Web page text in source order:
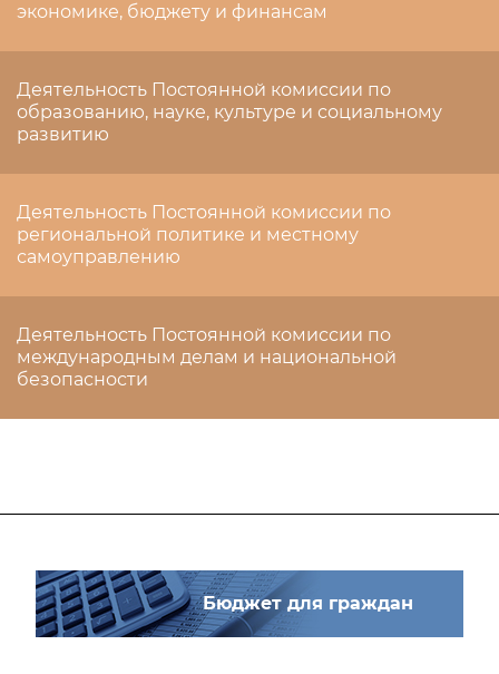
экономике, бюджету и финансам
Деятельность Постоянной комиссии по
образованию, науке, культуре и социальному
развитию
Деятельность Постоянной комиссии по
региональной политике и местному
самоуправлению
Деятельность Постоянной комиссии по
международным делам и национальной
безопасности
Бюджет для граждан